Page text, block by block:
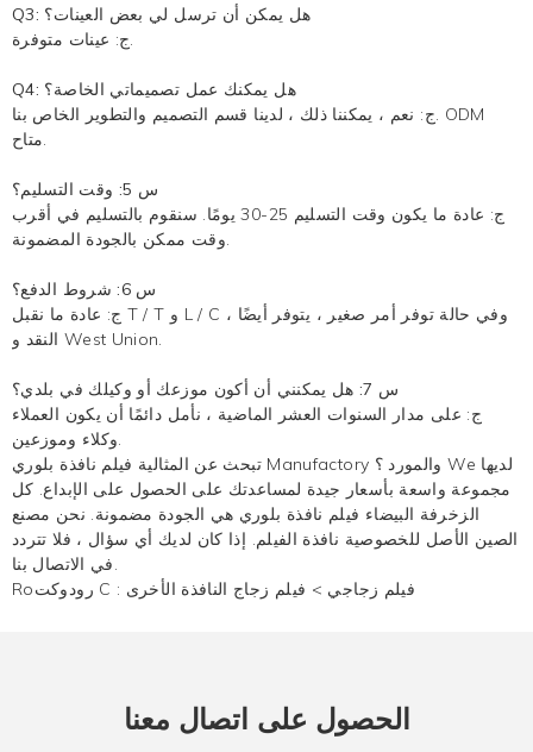
Q3: هل يمكن أن ترسل لي بعض العينات؟
ج: عينات متوفرة.
Q4: هل يمكنك عمل تصميماتي الخاصة؟
ج: نعم ، يمكننا ذلك ، لدينا قسم التصميم والتطوير الخاص بنا. ODM
متاح.
س 5: وقت التسليم؟
ج: عادة ما يكون وقت التسليم 25-30 يومًا. سنقوم بالتسليم في أقرب
وقت ممكن بالجودة المضمونة.
س 6: شروط الدفع؟
ج: عادة ما نقبل T / T و L / C ، وفي حالة توفر أمر صغير ، يتوفر أيضًا
النقد و West Union.
س 7: هل يمكنني أن أكون موزعك أو وكيلك في بلدي؟
ج: على مدار السنوات العشر الماضية ، نأمل دائمًا أن يكون العملاء
وكلاء وموزعين.
تبحث عن المثاليةفيلم نافذة بلوري Manufactory والمورد ؟ We لديها
مجموعة واسعة بأسعار جيدة لمساعدتك على الحصول على الإبداع. كل
الزخرفة البيضاء فيلم نافذة بلوري هي الجودة مضمونة. نحن مصنع
الصين الأصل للخصوصية نافذة الفيلم. إذا كان لديك أي سؤال ، فلا تتردد
في الاتصال بنا.
Roرودوكت C :
فيلم زجاجي > فيلم زجاج النافذة الأخرى
الحصول على اتصال معنا